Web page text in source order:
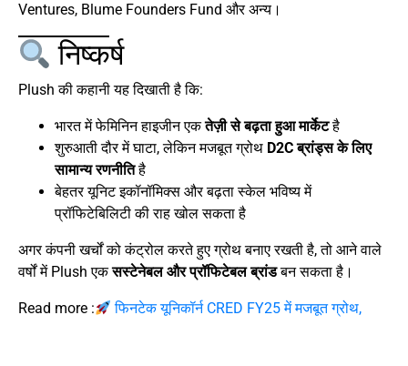
Ventures, Blume Founders Fund और अन्य।
निष्कर्ष
Plush की कहानी यह दिखाती है कि:
भारत में फेमिनिन हाइजीन एकतेज़ी से बढ़ता हुआ मार्केटहै
शुरुआती दौर में घाटा, लेकिन मजबूत ग्रोथ D2C ब्रांड्स के लिए
सामान्य रणनीतिहै
बेहतर यूनिट इकॉनॉमिक्स और बढ़ता स्केल भविष्य में
प्रॉफिटेबिलिटी की राह खोल सकता है
अगर कंपनी खर्चों को कंट्रोल करते हुए ग्रोथ बनाए रखती है, तो आने वाले
वर्षों में Plush एकसस्टेनेबल और प्रॉफिटेबल ब्रांडबन सकता है।
Read more : फिनटेक यूनिकॉर्न CRED FY25 में मजबूत ग्रोथ,